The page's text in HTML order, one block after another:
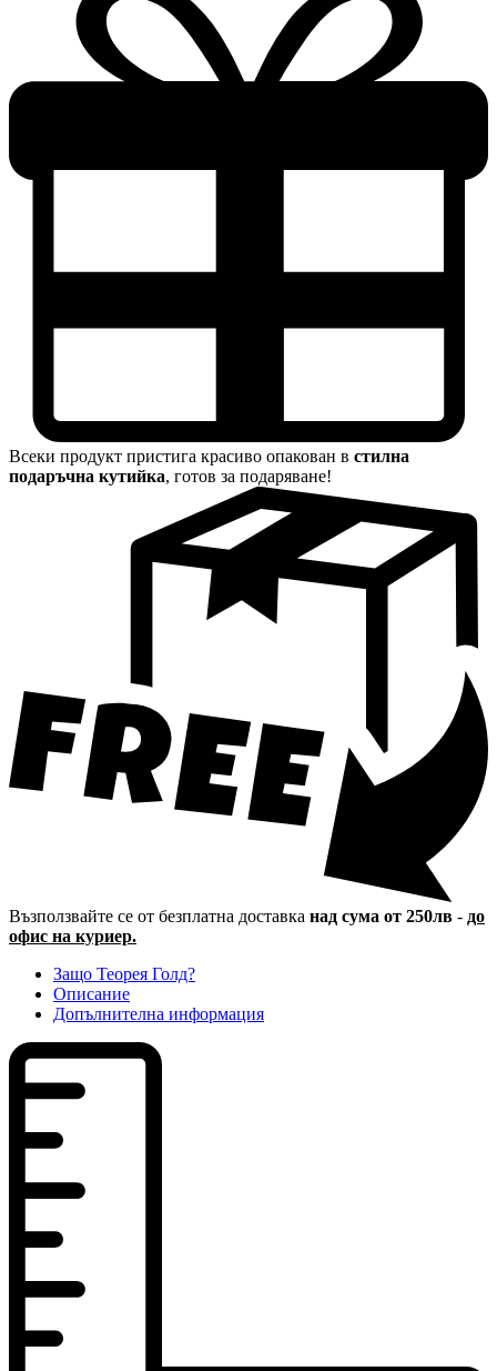
Всеки продукт пристига красиво опакован в стилна
подаръчна кутийка, готов за подаряване!
Възползвайте се от безплатна доставка над сума от 250лв - до
офис на куриер.
Защо Теорея Голд?
Описание
Допълнителна информация